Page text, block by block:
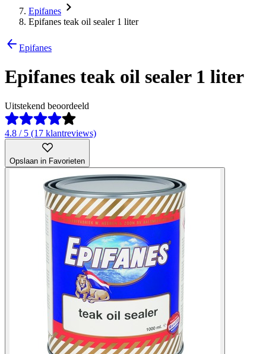
Epifanes
Epifanes teak oil sealer 1 liter
Epifanes
Epifanes teak oil sealer 1 liter
Uitstekend beoordeeld
4.8 / 5 (17 klantreviews)
Opslaan in Favorieten